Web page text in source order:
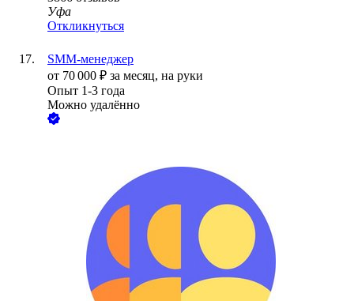
Уфа
Откликнуться
SMM-менеджер
от 70 000 ₽ за месяц, на руки
Опыт 1-3 года
Можно удалённо